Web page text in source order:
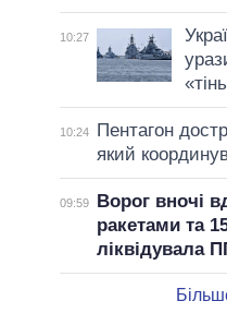
10:27
10:24
Пентагон
який
09:59
Ворог вночі
ракетами та
ліквідувала